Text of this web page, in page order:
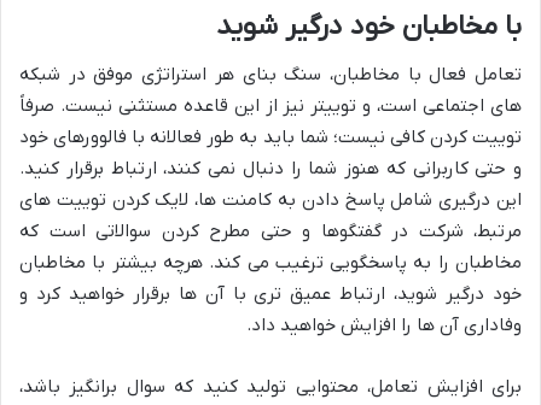
با مخاطبان خود درگیر شوید
تعامل فعال با مخاطبان، سنگ بنای هر استراتژی موفق در شبکه
های اجتماعی است، و توییتر نیز از این قاعده مستثنی نیست. صرفاً
توییت کردن کافی نیست؛ شما باید به طور فعالانه با فالوورهای خود
و حتی کاربرانی که هنوز شما را دنبال نمی کنند، ارتباط برقرار کنید.
این درگیری شامل پاسخ دادن به کامنت ها، لایک کردن توییت های
مرتبط، شرکت در گفتگوها و حتی مطرح کردن سوالاتی است که
مخاطبان را به پاسخگویی ترغیب می کند. هرچه بیشتر با مخاطبان
خود درگیر شوید، ارتباط عمیق تری با آن ها برقرار خواهید کرد و
وفاداری آن ها را افزایش خواهید داد.
برای افزایش تعامل، محتوایی تولید کنید که سوال برانگیز باشد،